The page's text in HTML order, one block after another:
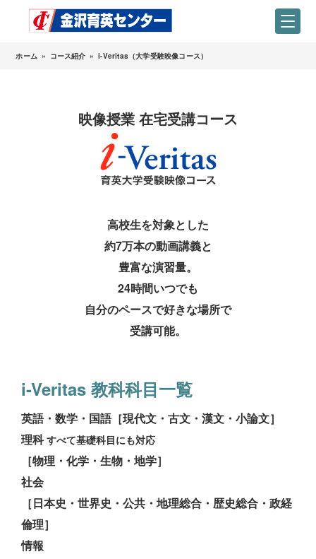
ホーム » コース紹介 » i-Veritas（大学受験映像コース）
映像授業 在宅受講コース
高校生を対象とした
約7万本の動画講義と
豊富な演習量。
24時間いつでも
自分のペースで好きな場所で
受講可能。
i-Veritas 教科科目一覧
英語・数学・国語［現代文・古文・漢文・小論文］
理科すべて基礎科目にも対応
［物理・化学・生物・地学］
社会
［日本史・世界史・公共・地理総合・歴史総合・政経
倫理］
情報